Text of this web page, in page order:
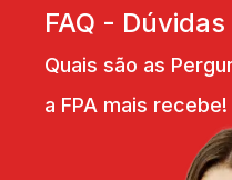
FAQ - Dúvidas
Quais são as
a FPA mais recebe!